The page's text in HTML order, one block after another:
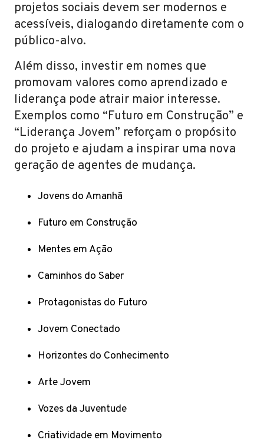
projetos sociais devem ser modernos e
acessíveis, dialogando diretamente com o
público-alvo.
Além disso, investir em nomes que
promovam valores como aprendizado e
liderança pode atrair maior interesse.
Exemplos como “Futuro em Construção” e
“Liderança Jovem” reforçam o propósito
do projeto e ajudam a inspirar uma nova
geração de agentes de mudança.
Jovens do Amanhã
Futuro em Construção
Mentes em Ação
Caminhos do Saber
Protagonistas do Futuro
Jovem Conectado
Horizontes do Conhecimento
Arte Jovem
Vozes da Juventude
Criatividade em Movimento